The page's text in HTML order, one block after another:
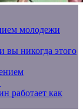
молодежи
вы никогда этого
работает как